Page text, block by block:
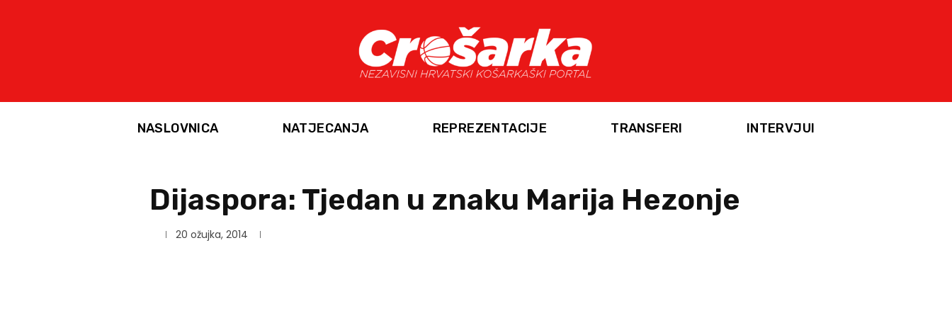
NASLOVNICA NATJECANJA REPREZENTACIJE TRANSFERI INTERVJUI
Dijaspora: Tjedan u znaku Marija Hezonje
20 ožujka, 2014